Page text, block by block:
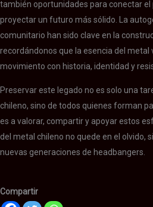
también oportunidades para conectar el
proyectar un futuro más sólido. La
comunitario han sido clave en la
recordándonos que la esencia del metal
movimiento con historia, identidad y
Preservar este legado no es solo una
chileno, sino de todos quienes forman
es a valorar, compartir y apoyar estos
del metal chileno no quede en el olvido,
nuevas generaciones de headbangers.
Compartir